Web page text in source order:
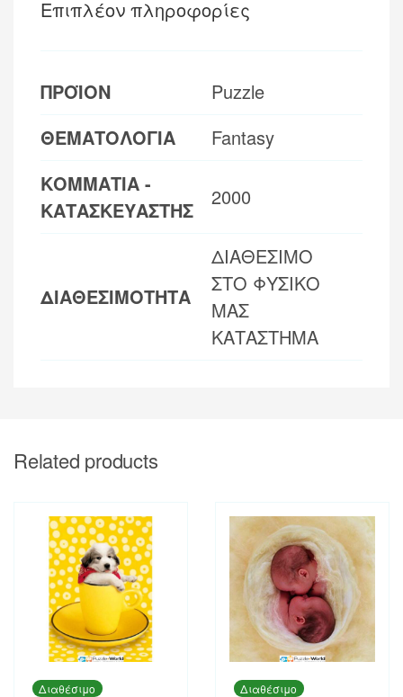
Επιπλέον πληροφορίες
ΠΡΟΪΟΝ
Puzzle
ΘΕΜΑΤΟΛΟΓΙΑ
Fantasy
ΚΟΜΜΑΤΙΑ -
ΚΑΤΑΣΚΕΥΑΣΤΗΣ
2000
ΔΙΑΘΕΣΙΜΟΤΗΤΑ
ΔΙΑΘΕΣΙΜΟ
ΣΤΟ ΦΥΣΙΚΟ
ΜΑΣ
ΚΑΤΑΣΤΗΜΑ
Related products
Διαθέσιμο Διαθέσιμο